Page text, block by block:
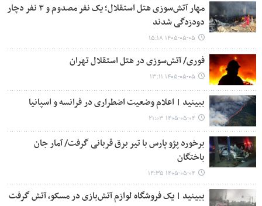
مهار آتش‌سوزی هتل استقلال؛ یک نفر مصدوم و ۳ نفر دچار
دودزدگی شدند
۱۴۰۵-۰۵-۰۵ ۱۵:۱۸
فوری/ آتش‌سوزی در هتل استقلال تهران
۱۴۰۵-۰۵-۰۵ ۱۳:۱۱
ببینید | اعلام وضعیت اضطراری در فرانسه و اسپانیا
۱۴۰۵-۰۵-۰۴ ۲۱:۰۳
برخورد پژو پارس با تیر برق قربانی گرفت/ آمار جان
باختگان
۱۴۰۵-۰۵-۰۴ ۱۴:۳۵
ببینید | یک فروشگاه لوازم آتش‌بازی در مسکو، آتش گرفت